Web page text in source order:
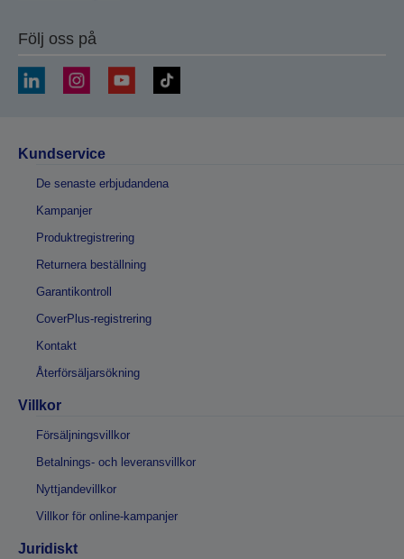
Följ oss på
Kundservice
De senaste erbjudandena
Kampanjer
Produktregistrering
Returnera beställning
Garantikontroll
CoverPlus-registrering
Kontakt
Återförsäljarsökning
Villkor
Försäljningsvillkor
Betalnings- och leveransvillkor
Nyttjandevillkor
Villkor för online-kampanjer
Juridiskt